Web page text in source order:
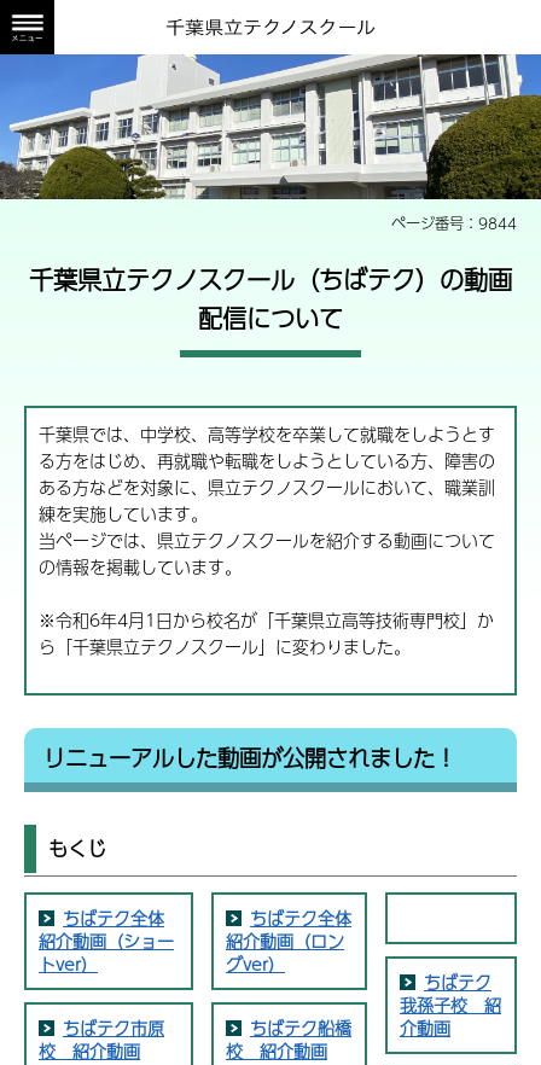
旭テクノスクールの正門
ページ番号：9844
千葉県立テクノスクール（ちばテク）の動画
配信について
千葉県では、中学校、高等学校を卒業して就職をしようとす
る方をはじめ、再就職や転職をしようとしている方、障害の
ある方などを対象に、県立テクノスクールにおいて、職業訓
練を実施しています。
当ページでは、県立テクノスクールを紹介する動画について
の情報を掲載しています。
※令和6年4月1日から校名が「千葉県立高等技術専門校」か
ら「千葉県立テクノスクール」に変わりました。
リニューアルした動画が公開されました！
もくじ
ちばテク全体
紹介動画（ショー
トver）
ちばテク市原
校 紹介動画
ちばテク全体
紹介動画（ロン
グver）
ちばテク船橋
校 紹介動画
ちばテク
我孫子校 紹
介動画